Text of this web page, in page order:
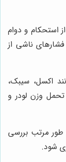
استحکام و دوام
فشارهای ناشی از
اکسل، سیبک،
وزن لودر و
طور مرتب بررسی
شود.